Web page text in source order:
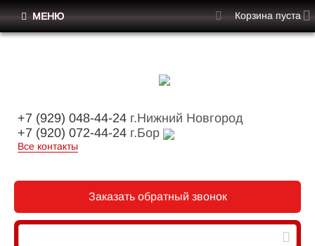
+7 (929) 048-44-24 г.Нижний Новгород
+7 (920) 072-44-24 г.Бор
Все контакты
Заказать обратный звонок
МЕНЮ Корзина пуста